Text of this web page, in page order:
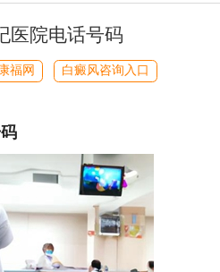
医院电话号码
福网 白癜风咨询入口